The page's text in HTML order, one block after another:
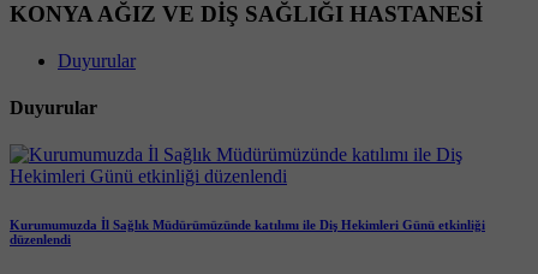
KONYA AĞIZ VE DİŞ SAĞLIĞI HASTANESİ
Duyurular
Duyurular
Kurumumuzda İl Sağlık Müdürümüzünde katılımı ile Diş Hekimleri Günü etkinliği
düzenlendi